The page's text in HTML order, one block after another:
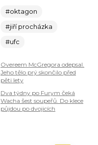
#oktagon
#jiří procházka
#ufc
Overeem McGregora odepsal.
Jeho tělo prý skončilo před
pěti lety
Dva týdny po Furym čeká
Wacha šest soupeřů. Do klece
půjdou po dvojicích